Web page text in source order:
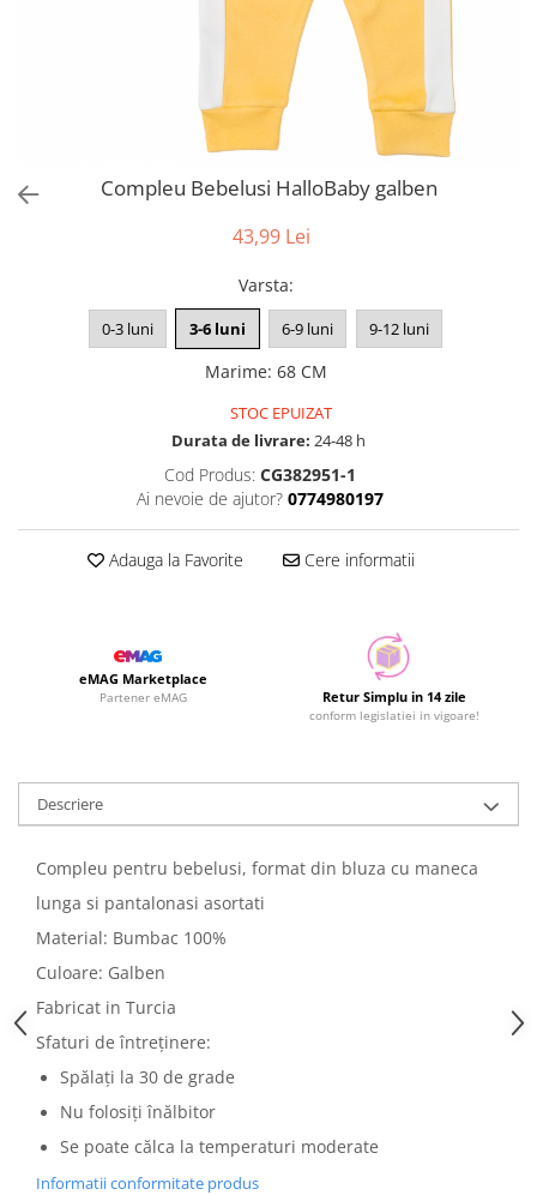
Compleu Bebelusi HalloBaby galben
43,99 Lei
Varsta:
0-3 luni 3-6 luni 6-9 luni 9-12 luni
Marime: 68 CM
STOC EPUIZAT
Durata de livrare: 24-48 h
Cod Produs: CG382951-1
Ai nevoie de ajutor? 0774980197
Adauga la Favorite Cere informatii
eMAG Marketplace
Partener eMAG Retur Simplu in 14 zile
conform legislatiei in vigoare!
Descriere
Compleu pentru bebelusi, format din bluza cu maneca
lunga si pantalonasi asortati
Material: Bumbac 100%
Culoare: Galben
Fabricat in Turcia
Sfaturi de întreținere:
Spălați la 30 de grade
Nu folosiți înălbitor
Se poate călca la temperaturi moderate
Informatii conformitate produs